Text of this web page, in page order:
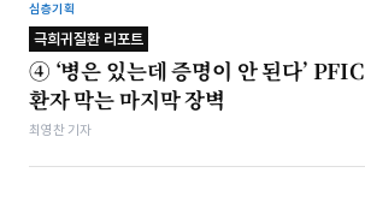
심층기획
극희귀질환 리포트
④ ‘병은 있는데 증명이 안 된다’ PFIC
환자 막는 마지막 장벽
최영찬 기자